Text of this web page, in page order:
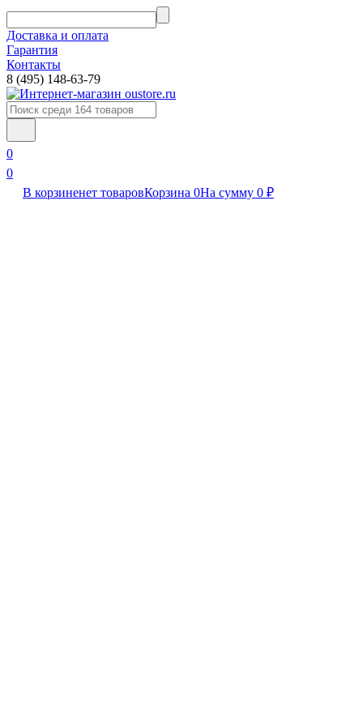
Доставка и оплата
Гарантия
Контакты​
8 (495) 148-63-79
0
0
В корзиненет товаровКорзина 0На сумму 0 ₽